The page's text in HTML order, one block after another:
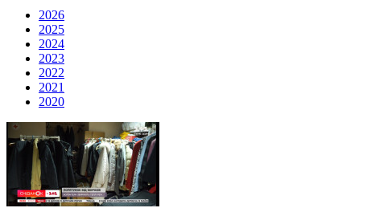
2026
2025
2024
2023
2022
2021
2020